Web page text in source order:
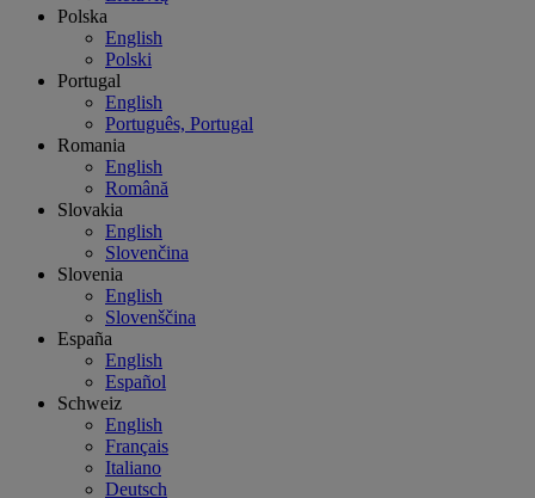
Polska
English
Polski
Portugal
English
Português, Portugal
Romania
English
Română
Slovakia
English
Slovenčina
Slovenia
English
Slovenščina
España
English
Español
Schweiz
English
Français
Italiano
Deutsch